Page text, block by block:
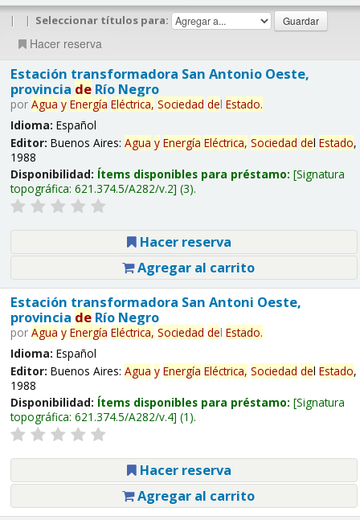
| | Seleccionar títulos para:
Hacer reserva
Estación transformadora San Antonio Oeste,
provincia deRío Negro
por Agua y Energía Eléctrica, Sociedad del Estado.
Idioma: Español
Editor: Buenos Aires: Agua y Energía Eléctrica, Sociedad del Estado,
1988
Disponibilidad: Ítems disponibles para préstamo: Signatura
topográfica: 621.374.5/A282/v.2 (3).
Hacer reserva
Agregar al carrito
Estación transformadora San Antoni Oeste,
provincia deRío Negro
por Agua y Energía Eléctrica, Sociedad del Estado.
Idioma: Español
Editor: Buenos Aires: Agua y Energía Eléctrica, Sociedad del Estado,
1988
Disponibilidad: Ítems disponibles para préstamo: Signatura
topográfica: 621.374.5/A282/v.4 (1).
Hacer reserva
Agregar al carrito